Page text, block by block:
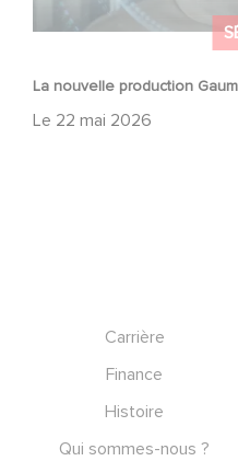
La nouvelle production
Le 22 mai 2026
Carrière
Finance
Histoire
Qui sommes-nous ?